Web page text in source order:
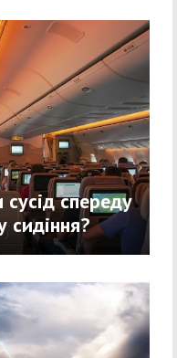
спереду
сидіння?